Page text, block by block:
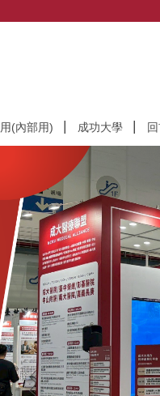
(內部用) 成功大學